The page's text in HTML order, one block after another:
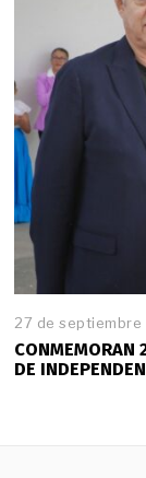
27 de
CONMEMORAN
DE